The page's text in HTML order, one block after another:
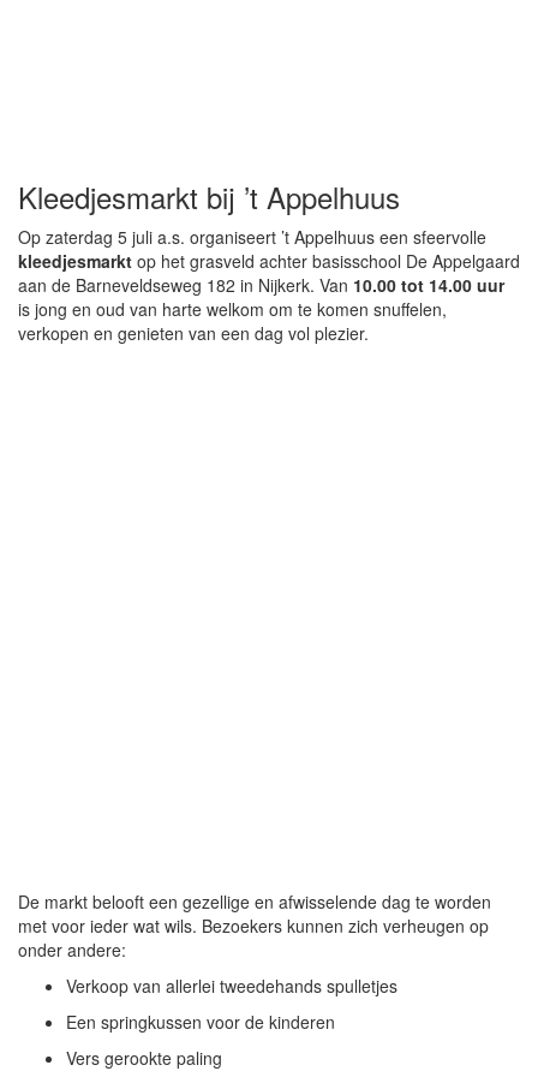
Kleedjesmarkt bij ’t Appelhuus
Op zaterdag 5 juli a.s. organiseert ’t Appelhuus een sfeervolle
kleedjesmarkt op het grasveld achter basisschool De Appelgaard
aan de Barneveldseweg 182 in Nijkerk. Van 10.00 tot 14.00 uur
is jong en oud van harte welkom om te komen snuffelen,
verkopen en genieten van een dag vol plezier.
De markt belooft een gezellige en afwisselende dag te worden
met voor ieder wat wils. Bezoekers kunnen zich verheugen op
onder andere:
Verkoop van allerlei tweedehands spulletjes
Een springkussen voor de kinderen
Vers gerookte paling